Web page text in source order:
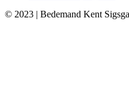
© 2023 | Bedemand Kent